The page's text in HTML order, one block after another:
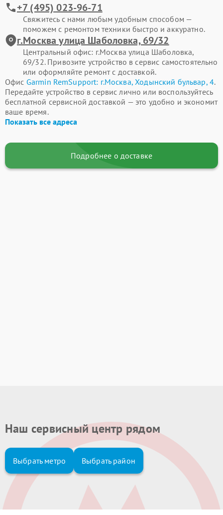
+7 (495) 023-96-71
Свяжитесь с нами любым удобным способом —
поможем с ремонтом техники быстро и аккуратно.
г.Москва улица Шаболовка, 69/32
Центральный офис: г.Москва улица Шаболовка,
69/32. Привозите устройство в сервис самостоятельно
или оформляйте ремонт с доставкой.
Офис Garmin RemSupport: г.Москва, Ходынский бульвар, 4.
Передайте устройство в сервис лично или воспользуйтесь
бесплатной сервисной доставкой — это удобно и экономит
ваше время.
Показать все адреса
Подробнее о доставке
Наш сервисный центр рядом
Выбрать метро Выбрать район